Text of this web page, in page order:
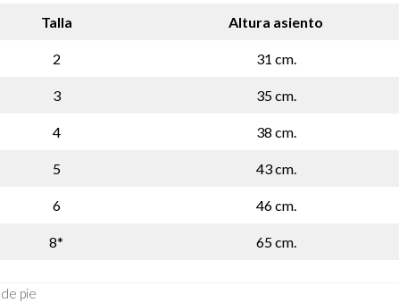
Talla Altura asiento
2 31 cm.
3 35 cm.
4 38 cm.
5 43 cm.
6 46 cm.
8* 65 cm.
pie